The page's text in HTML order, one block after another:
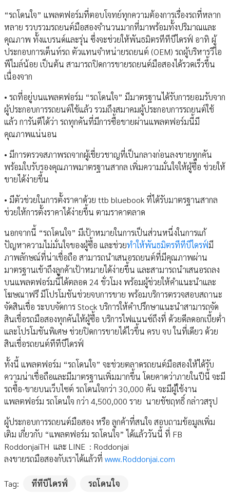
“รถโดนใจ” แพลตฟอร์มที่ตอบโจทย์ทุกความต้องการเรื่องรถที่หลาก
หลาย รวบรวมรถยนต์มือสองจำนวนมากที่มาพร้อมทั้งปริมาณและ
คุณภาพ ทั้งแบรนด์และรุ่น ซึ่งจะช่วยให้พันธมิตรทีทีบีไดรฟ์ อาทิ ผู้
ประกอบการเต็นท์รถ ตัวแทนจำหน่ายรถยนต์ (OEM) รถผู้บริหารวีไอ
พีไมล์น้อย เป็นต้น สามารถปิดการขายรถยนต์มือสองได้รวดเร็วขึ้น
เนื่องจาก
• รถที่อยู่บนแพลตฟอร์ม “รถโดนใจ” มีมาตรฐานได้รับการยอมรับจาก
ผู้ประกอบการรถยนต์ใช้แล้ว รวมถึงสมาคมผู้ประกอบการรถยนต์ใช้
แล้ว การันตีได้ว่า รถทุกคันที่มีการซื้อขายผ่านแพลตฟอร์มนี้มี
คุณภาพแน่นอน
• มีการตรวจสภาพรถจากผู้เชี่ยวชาญที่เป็นกลางก่อนลงขายทุกคัน
พร้อมใบรับรองคุณภาพมาตรฐานสากล เพิ่มความมั่นใจให้ผู้ซื้อ ช่วยให้
ขายได้ง่ายขึ้น
• มีตัวช่วยในการตั้งราคาด้วย ttb bluebook ที่ได้รับมาตรฐานสากล
ช่วยให้การตั้งราคาได้ง่ายขึ้น ตามราคาตลาด
นอกจากนี้ “รถโดนใจ” มีเป้าหมายในการเป็นส่วนหนึ่งในการแก้
ปัญหาความไม่มั่นใจของผู้ซื้อ และช่วยทำให้พันธมิตรทีทีบีไดรฟ์มี
ภาพลักษณ์ที่น่าเชื่อถือ สามารถนำเสนอรถยนต์ที่มีคุณภาพผ่าน
มาตรฐานเข้าถึงลูกค้าเป้าหมายได้ง่ายขึ้น และสามารถนำเสนอรถลง
บนแพลตฟอร์มนี้ได้ตลอด 24 ชั่วโมง พร้อมผู้ช่วยให้คำแนะนำและ
โฆษณาฟรี มีโปรโมชันช่วยจบการขาย พร้อมบริการตรวจสอบสถานะ
จัดสินเชื่อ ระบบจัดการ Stock บริการให้คำปรึกษาแนะนำสามารถจัด
สินเชื่อรถมือสองทุกคันให้ผู้ซื้อ บริการไฟแนนซ์ถึงที่ ด้วยดีลดอกเบี้ยต่ำ
และโปรโมชันพิเศษ ช่วยปิดการขายได้ไวขึ้น ครบ จบ ในที่เดียว ด้วย
สินเชื่อรถยนต์ทีทีบีไดรฟ์
ทั้งนี้ แพลตฟอร์ม “รถโดนใจ” จะช่วยตลาดรถยนต์มือสองให้ได้รับ
ความน่าเชื่อถือและมีมาตรฐานเพิ่มมากขึ้น โดยคาดว่าภายในปีนี้ จะมี
รถซื้อ-ขายบนเว็บไซต์ รถโดนใจกว่า 30,000 คัน จะมีผู้ใช้งาน
แพลตฟอร์ม รถโดนใจ กว่า 4,500,000 ราย นายชัชฤทธิ์ กล่าวสรุป
ผู้ประกอบการรถยนต์มือสอง หรือ ลูกค้าที่สนใจ สอบถามข้อมูลเพิ่ม
เติม เกี่ยวกับ “แพลตฟอร์ม รถโดนใจ” ได้แล้ววันนี้ ที่ FB
RoddonjaiTH และ LINE : Roddonjai
ลงขายรถมือสองกับเราได้แล้วที่ www.Roddonjai.com
Tag: ทีทีบีไดรฟ์ รถโดนใจ